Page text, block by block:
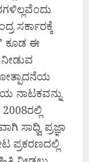
ಸರ್ಕಾರಕ್ಕೆ
ಕೂಡ ಈ
ನಾಟಕವನ್ನು
ಸಾಧ್ವಿ ಪ್ರಜ್ಞಾ
ಪ್ರಕರಣದಲ್ಲಿ